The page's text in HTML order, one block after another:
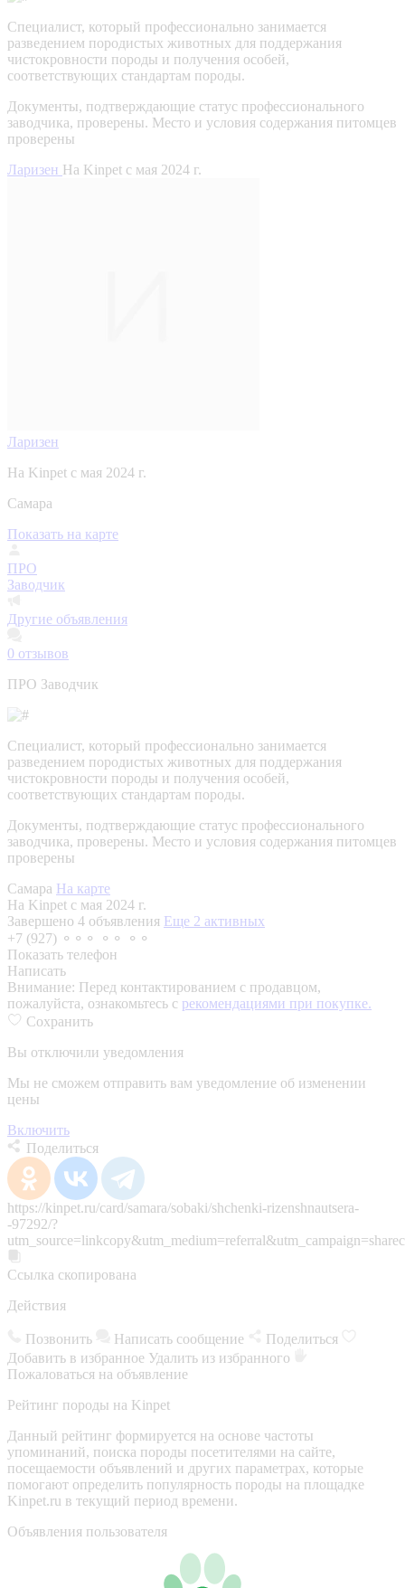
Специалист, который профессионально занимается
разведением породистых животных для поддержания
чистокровности породы и получения особей,
соответствующих стандартам породы.
Документы, подтверждающие статус профессионального
заводчика, проверены. Место и условия содержания питомцев
проверены
Ларизен На Kinpet c мая 2024 г.
Ларизен
На Kinpet c мая 2024 г.
Самара
Показать на карте
ПРО
Заводчик
Другие объявления
0 отзывов
ПРО Заводчик
Специалист, который профессионально занимается
разведением породистых животных для поддержания
чистокровности породы и получения особей,
соответствующих стандартам породы.
Документы, подтверждающие статус профессионального
заводчика, проверены. Место и условия содержания питомцев
проверены
Самара На карте
На Kinpet c мая 2024 г.
Завершено 4 объявления Еще 2 активных
+7 (927) ⚬⚬⚬ ⚬⚬ ⚬⚬
Показать телефон
Написать
Внимание: Перед контактированием с продавцом,
пожалуйста, ознакомьтесь с рекомендациями при покупке.
Сохранить
Вы отключили уведомления
Мы не сможем отправить вам уведомление об изменении
цены
Включить
Поделиться
https://kinpet.ru/card/samara/sobaki/shchenki-rizenshnautsera-
-97292/?
Ссылка скопирована
Действия
Позвонить Написать сообщение
Поделиться
Добавить в избранное Удалить из избранного
Пожаловаться на объявление
Рейтинг породы на Kinpet
Данный рейтинг формируется на основе частоты
упоминаний, поиска породы посетителями на сайте,
посещаемости объявлений и других параметрах, которые
помогают определить популярность породы на площадке
Kinpet.ru в текущий период времени.
Объявления пользователя